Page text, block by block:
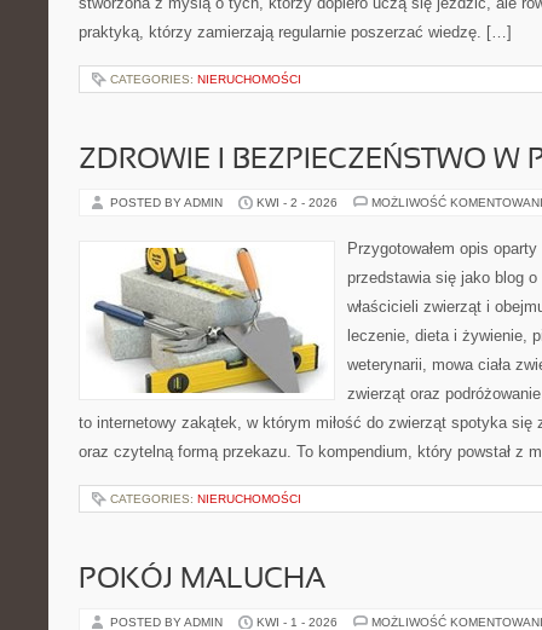
praktyką, którzy zamierzają regularnie poszerzać wiedzę. […]
CATEGORIES: NIERUCHOMOŚCI
ZDROWIE I BEZPIECZEŃSTWO W
POSTED BY ADMIN KWI - 2 - 2026 MOŻLIWOŚĆ
Przygotowałem opis
przedstawia się jako blog
właścicieli zwierząt i
leczenie, dieta i żywienie,
weterynarii, mowa ciała
zwierząt oraz
to internetowy zakątek, w którym miłość do zwierząt spotyka
oraz czytelną formą przekazu. To kompendium, który powstał z
CATEGORIES: NIERUCHOMOŚCI
POKÓJ MALUCHA
POSTED BY ADMIN KWI - 1 - 2026 MOŻLIWOŚĆ